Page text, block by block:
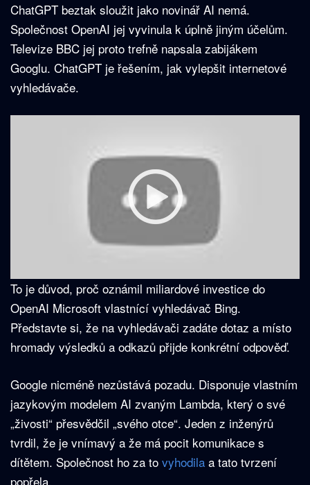
ChatGPT beztak sloužit jako novinář AI nemá.
Společnost OpenAI jej vyvinula k úplně jiným účelům.
Televize BBC jej proto trefně napsala zabijákem
Googlu. ChatGPT je řešením, jak vylepšit internetové
vyhledávače.
To je důvod, proč oznámil miliardové investice do
OpenAI Microsoft vlastnící vyhledávač Bing.
Představte si, že na vyhledávači zadáte dotaz a místo
hromady výsledků a odkazů přijde konkrétní odpověď.
Google nicméně nezůstává pozadu. Disponuje vlastním
jazykovým modelem AI zvaným Lambda, který o své
„živosti“ přesvědčil „svého otce“. Jeden z inženýrů
tvrdil, že je vnímavý a že má pocit komunikace s
dítětem. Společnost ho za to vyhodila a tato tvrzení
popřela.